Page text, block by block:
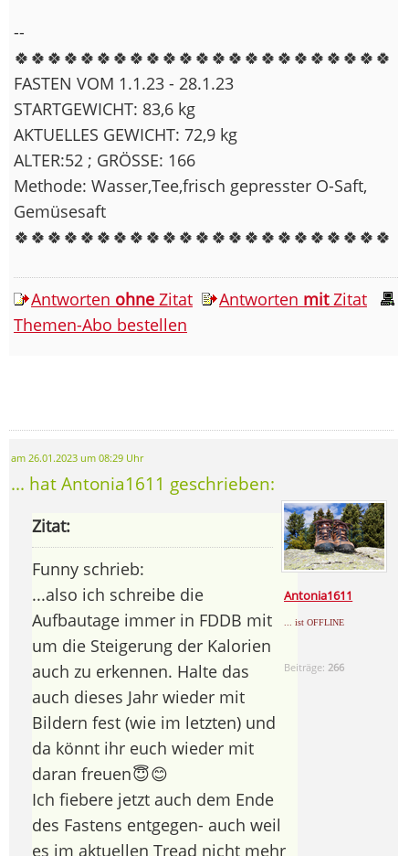
--
🍀🍀🍀🍀🍀🍀🍀🍀🍀🍀🍀🍀🍀🍀🍀🍀🍀🍀🍀🍀🍀🍀🍀
FASTEN VOM 1.1.23 - 28.1.23
STARTGEWICHT: 83,6 kg
AKTUELLES GEWICHT: 72,9 kg
ALTER:52 ; GRÖSSE: 166
Methode: Wasser,Tee,frisch gepresster O-Saft,
Gemüsesaft
🍀🍀🍀🍀🍀🍀🍀🍀🍀🍀🍀🍀🍀🍀🍀🍀🍀🍀🍀🍀🍀🍀🍀
Antworten ohne Zitat Antworten mitZitat
Themen-Abo bestellen
am 26.01.2023 um 08:29 Uhr
... hat Antonia1611 geschrieben:
Antonia1611
... ist OFFLINE
Beiträge: 266
Zitat:
Funny schrieb:
...also ich schreibe die
Aufbautage immer in FDDB mit
um die Steigerung der Kalorien
auch zu erkennen. Halte das
auch dieses Jahr wieder mit
Bildern fest (wie im letzten) und
da könnt ihr euch wieder mit
daran freuen 😇 😊
Ich fiebere jetzt auch dem Ende
des Fastens entgegen- auch weil
es im aktuellen Tread nicht mehr